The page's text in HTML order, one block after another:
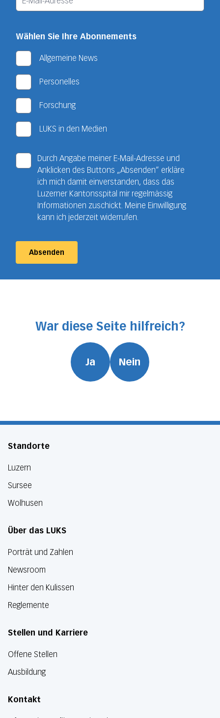
Wählen Sie Ihre Abonnements
Allgemeine News
Personelles
Forschung
LUKS in den Medien
Durch Angabe meiner E-Mail-Adresse und
Anklicken des Buttons „Absenden“ erkläre
ich mich damit einverstanden, dass das
Luzerner Kantonsspital mir regelmässig
Informationen zuschickt. Meine Einwilligung
kann ich jederzeit widerrufen.
Absenden
War diese Seite hilfreich?
Ja Nein
Standorte
Luzern
Sursee
Wolhusen
Über das LUKS
Porträt und Zahlen
Newsroom
Hinter den Kulissen
Reglemente
Stellen und Karriere
Offene Stellen
Ausbildung
Kontakt